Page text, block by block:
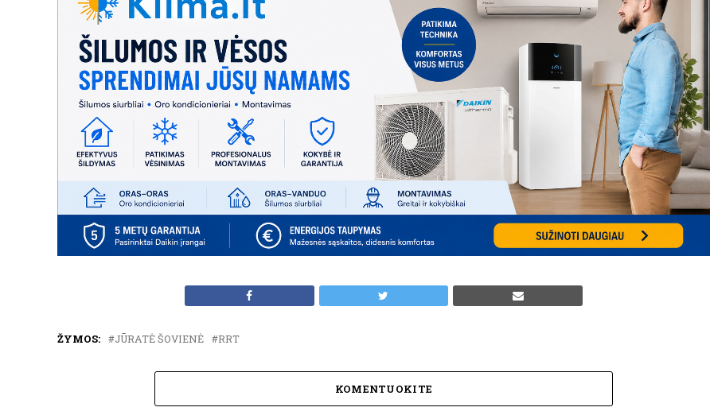
ŽYMOS: JŪRATĖ ŠOVIENĖ RRT
KOMENTUOKITE